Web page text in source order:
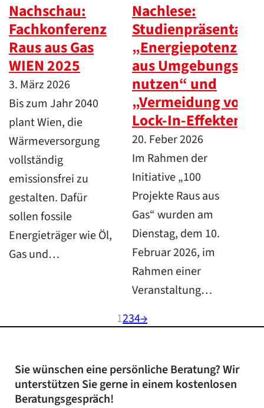
Nachschau:
Fachkonferenz
Raus aus Gas
WIEN 2025
3. März 2026
Bis zum Jahr 2040
plant Wien, die
Wärmeversorgung
vollständig
emissionsfrei zu
gestalten. Dafür
sollen fossile
Energieträger wie Öl,
Gas und…
Nachlese:
„Energiepotenziale
aus
nutzen“ und
„Vermeidung von
Lock-In-Effekten“
20. Feber 2026
Im Rahmen der
Initiative „100
Projekte Raus aus
Gas“ wurden am
Dienstag, dem 10.
Februar 2026, im
Rahmen einer
Veranstaltung…
1234→
Sie wünschen eine persönliche Beratung? Wir
unterstützen Sie gerne in einem kostenlosen
Beratungsgespräch!